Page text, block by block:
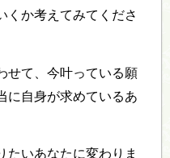
くか考えてみてくださ
せて、今叶っている願
に自身が求めているあ
たいあなたに変わりま